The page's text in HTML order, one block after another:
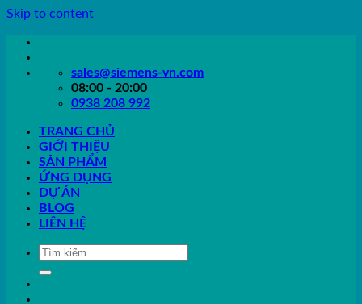
Skip to content
sales@siemens-vn.com
08:00 - 20:00
0938 208 992
TRANG CHỦ
GIỚI THIỆU
SẢN PHẨM
ỨNG DỤNG
DỰ ÁN
BLOG
LIÊN HỆ